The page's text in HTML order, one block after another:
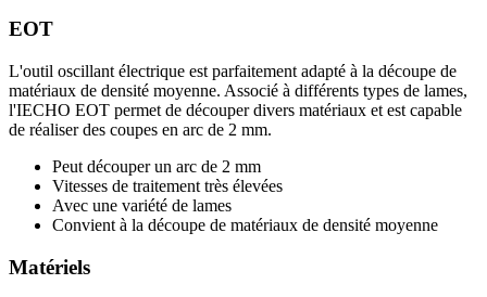
EOT
L'outil oscillant électrique est parfaitement adapté à la découpe de
matériaux de densité moyenne. Associé à différents types de lames,
l'IECHO EOT permet de découper divers matériaux et est capable
de réaliser des coupes en arc de 2 mm.
Peut découper un arc de 2 mm
Vitesses de traitement très élevées
Avec une variété de lames
Convient à la découpe de matériaux de densité moyenne
Matériels